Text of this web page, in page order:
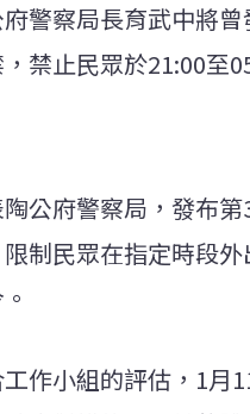
警察局長育武中將
禁止民眾於21:00至
公府警察局，發布
制民眾在指定時段
作小組的評估，1月